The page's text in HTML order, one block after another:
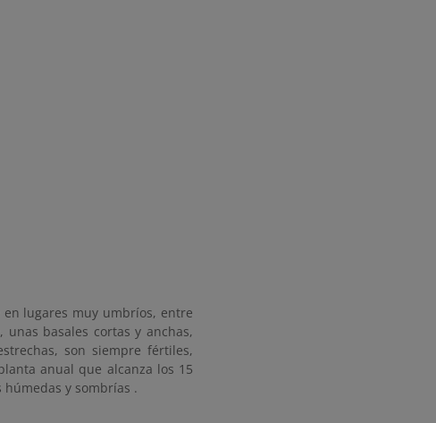
lugares muy umbríos, entre
basales cortas y anchas,
son siempre fértiles,
anual que alcanza los 15
y sombrías .